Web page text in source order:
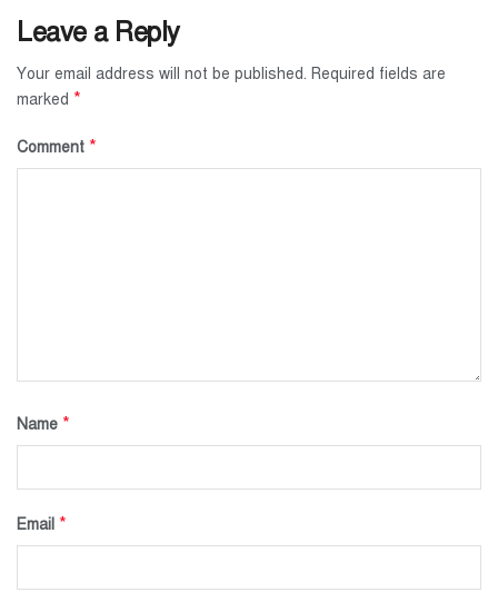
Leave a Reply
Your email address will not be published. Required fields are
marked *
Comment *
Name *
Email *